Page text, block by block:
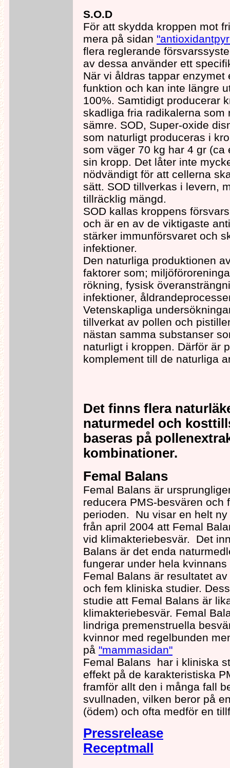
S.O.D
För att skydda kroppen mot
mera på sidan
flera reglerande
av dessa använder ett
När vi åldras tappar enzymet
funktion och kan inte längre
100%. Samtidigt producerar
skadliga fria radikalerna som
sämre. SOD, Super-oxide
som naturligt produceras i
som väger 70 kg har 4 gr (ca
sin kropp. Det låter inte
nödvändigt för att cellerna
sätt. SOD tillverkas i levern,
tillräcklig mängd.
SOD kallas kroppens
och är en av de viktigaste
stärker immunförsvaret och
infektioner.
Den naturliga produktionen
faktorer som;
rökning, fysisk
infektioner,
Vetenskapliga
tillverkat av pollen och
nästan samma substanser
naturligt i kroppen. Därför är
komplement till de naturliga
Det finns flera
naturmedel och
baseras på
kombinationer.
Femal Balans
Femal Balans är
reducera PMS-besvären och
perioden. Nu visar en helt
från april 2004 att Femal
vid klimakteriebesvär. Det
Balans är det enda
fungerar under hela
Femal Balans är resultatet
och fem kliniska studier.
studie att Femal Balans är
klimakteriebesvär. Femal
lindriga premenstruella
kvinnor med regelbunden
på "mammasidan"
Femal Balans har i kliniska
effekt på de karakteristiska
framför allt den i många fall
svullnaden, vilken beror på
(ödem) och ofta medför en
Pressrelease
Receptmall